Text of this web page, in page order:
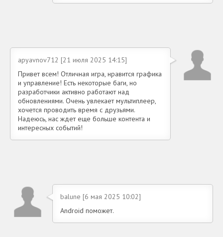
apyavnov712 [21 июля 2025 14:15]
Привет всем! Отличная игра, нравится графика
и управление! Есть некоторые баги, но
разработчики активно работают над
обновлениями. Очень увлекает мультиплеер,
хочется проводить время с друзьями.
Надеюсь, нас ждет еще больше контента и
интересных событий!
balune [6 мая 2025 10:02]
Android поможет.